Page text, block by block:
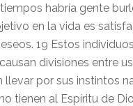
habría gente
en la vida es
19 Estos
divisiones entre
llevar por sus instintos
tienen al Espíritu de